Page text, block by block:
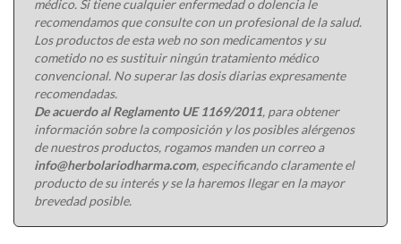
médico. Si tiene cualquier enfermedad o dolencia le
recomendamos que consulte con un profesional de la salud.
Los productos de esta web no son medicamentos y su
cometido no es sustituir ningún tratamiento médico
convencional. No superar las dosis diarias expresamente
recomendadas.
De acuerdo al Reglamento UE 1169/2011, para obtener
información sobre la composición y los posibles alérgenos
de nuestros productos, rogamos manden un correo a
info@herbolariodharma.com, especificando claramente el
producto de su interés y se la haremos llegar en la mayor
brevedad posible.